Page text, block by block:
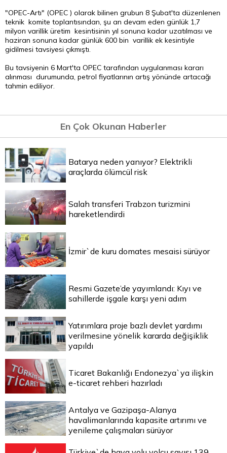
"OPEC-Artı" (OPEC ) olarak bilinen grubun 8 Şubat'ta düzenlenen
teknik komite toplantısından, şu an devam eden günlük 1,7
milyon varillik üretim kesintisinin yıl sonuna kadar uzatılması ve
haziran sonuna kadar günlük 600 bin varillik ek kesintiyle
gidilmesi tavsiyesi çıkmıştı.
Bu tavsiyenin 6 Mart'ta OPEC tarafından uygulanması kararı
alınması durumunda, petrol fiyatlarının artış yönünde artacağı
tahmin ediliyor.
En Çok Okunan Haberler
Batarya neden yanıyor? Elektrikli
araçlarda ölümcül risk
Salah transferi Trabzon turizmini
hareketlendirdi
İzmir`de kuru domates mesaisi sürüyor
Resmi Gazete’de yayımlandı: Kıyı ve
sahillerde işgale karşı yeni adım
Yatırımlara proje bazlı devlet yardımı
verilmesine yönelik kararda değişiklik
yapıldı
Ticaret Bakanlığı Endonezya`ya ilişkin
e-ticaret rehberi hazırladı
Antalya ve Gazipaşa-Alanya
havalimanlarında kapasite artırımı ve
yenileme çalışmaları sürüyor